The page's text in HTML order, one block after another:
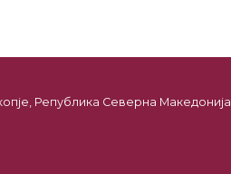
Република Северна Македонија